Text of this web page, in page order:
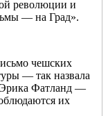
революции и
— на Град».
чешских
— так назвала
Эрика Фатланд —
их